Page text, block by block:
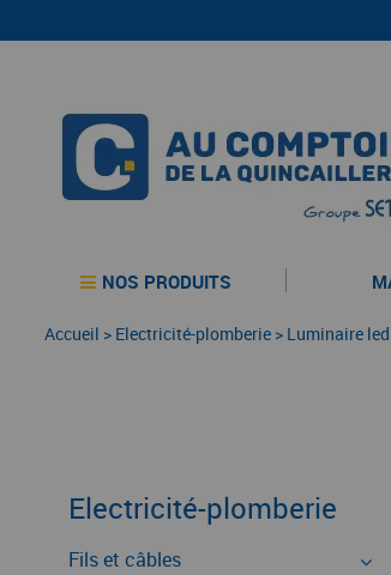
NOS PRODUITS
Accueil > Electricité-plomberie > Luminaire led
Electricité-plomberie
Fils et câbles